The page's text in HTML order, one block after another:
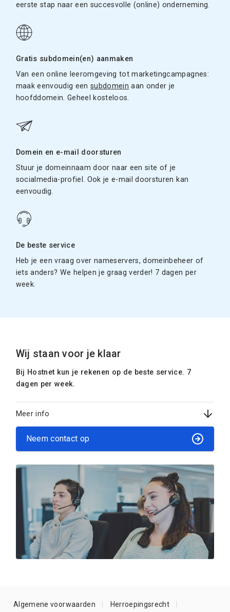
eerste stap naar een succesvolle (online) onderneming.
Gratis subdomein(en) aanmaken
Van een online leeromgeving tot marketingcampagnes:
maak eenvoudig eensubdomein aan onder je
hoofddomein. Geheel kosteloos.
Domein en e-mail doorsturen
Stuur je domeinnaam door naar een site of je
socialmedia-profiel. Ook je e-mail doorsturen kan
eenvoudig.
De beste service
Heb je een vraag over nameservers, domeinbeheer of
iets anders? We helpen je graag verder! 7 dagen per
week.
Wij staan voor je klaar
Bij Hostnet kun je rekenen op de beste service. 7
dagen per week.
Meer info
Neem contact op
Algemene voorwaarden Herroepingsrecht